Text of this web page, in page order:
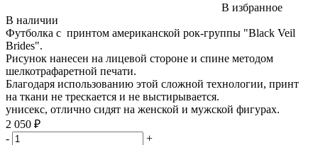
В избранное
В наличии
Футболка с принтом американской рок-группы "Black Veil
Brides".
Рисунок нанесен на лицевой стороне и спине методом
шелкотрафаретной печати.
Благодаря использованию этой сложной технологии, принт
на ткани не трескается и не выстирывается.
унисекс, отлично сидят на женской и мужской фигурах.
2 050 ₽
-
+